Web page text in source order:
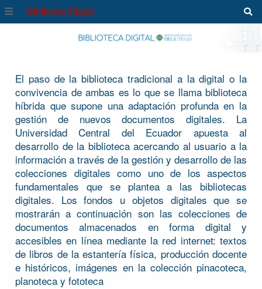
Biblioteca Digital
El paso de la biblioteca tradicional a la digital o la
convivencia de ambas es lo que se llama biblioteca
híbrida que supone una adaptación profunda en la
gestión de nuevos documentos digitales. La
Universidad Central del Ecuador apuesta al
desarrollo de la biblioteca acercando al usuario a la
información a través de la gestión y desarrollo de las
colecciones digitales como uno de los aspectos
fundamentales que se plantea a las bibliotecas
digitales. Los fondos u objetos digitales que se
mostrarán a continuación son las colecciones de
documentos almacenados en forma digital y
accesibles en línea mediante la red internet: textos
de libros de la estantería física, producción docente
e históricos, imágenes en la colección pinacoteca,
planoteca y fototeca